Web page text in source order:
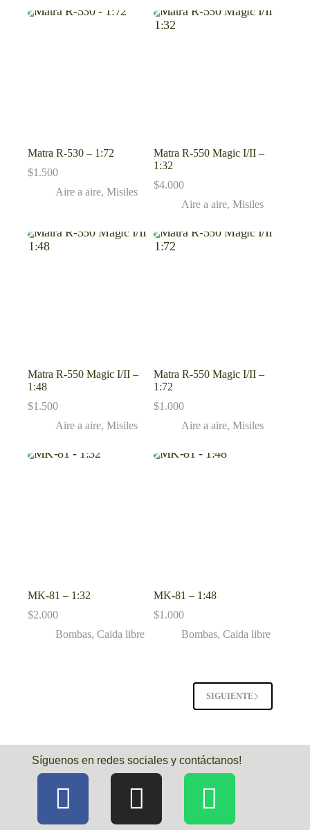
Matra R-530 – 1:72
$1.500
Aire a aire, Misiles
Matra R-550 Magic I/II –
1:32
$4.000
Aire a aire,Misiles
Matra R-550 Magic I/II –
1:48
$1.500
Aire a aire, Misiles
Matra R-550 Magic I/II –
1:72
$1.000
Aire a aire,Misiles
MK-81 – 1:32
$2.000
Bombas, Caida libre
MK-81 – 1:48
$1.000
Bombas,Caida libre
SIGUIENTE
Síguenos en redes sociales y contáctanos!